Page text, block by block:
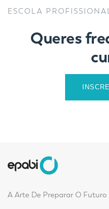
ESCOLA
Queres
A Arte De Preparar O Futuro